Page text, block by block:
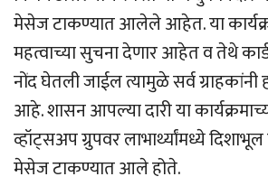
मेसेज टाकण्यात आलेले आहेत. या
महत्वाच्या सुचना देणार आहेत व तेथे
नोंद घेतली जाईल त्यामुळे सर्व ग्राहकांनी
आहे. शासन आपल्या दारी या
व्हॉट्सअप ग्रुपवर लाभार्थ्यांमध्ये
मेसेज टाकण्यात आले होते.